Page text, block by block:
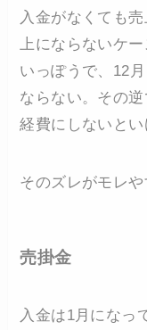
入金がなくても
上にならないケー
いっぽうで、12
ならない。その
経費にしないとい
そのズレがモレや
売掛金
入金は1月になっ